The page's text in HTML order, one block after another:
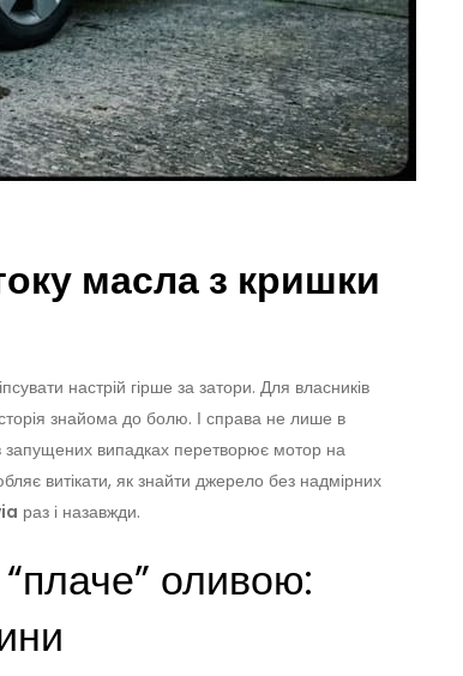
масла з кришки
настрій гірше за затори. Для власників
знайома до болю. І справа не лише в
запущених випадках перетворює мотор на
витікати, як знайти джерело без надмірних
раз і назавжди.
оливою: